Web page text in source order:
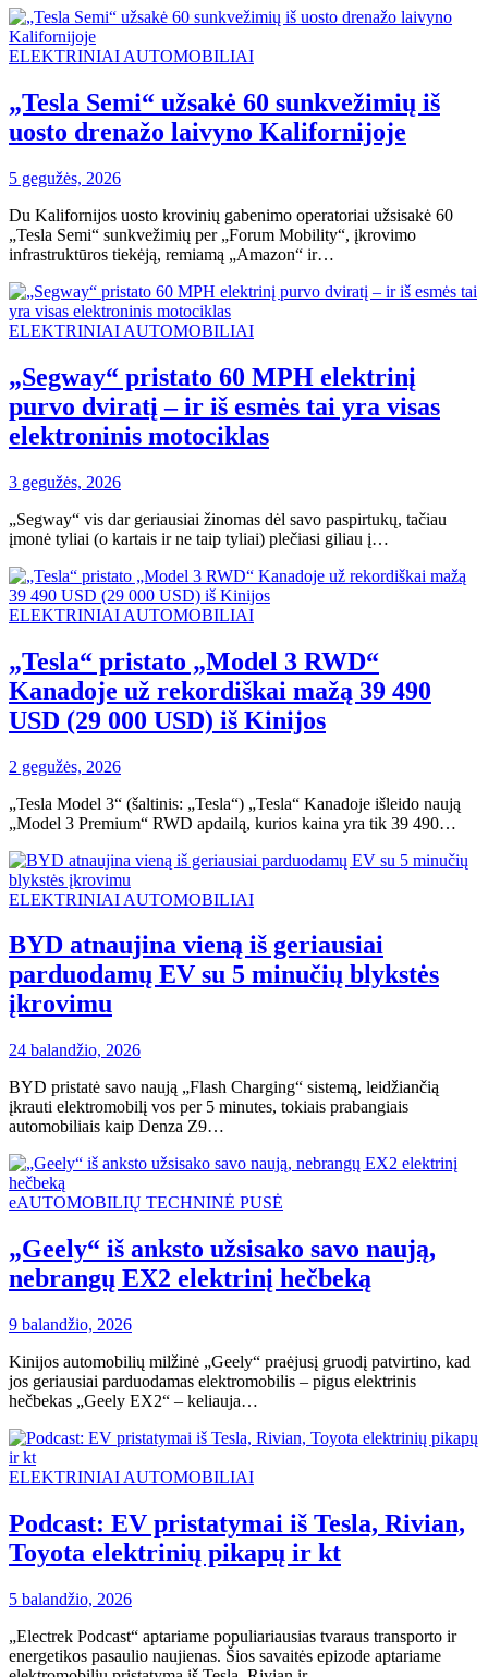
ELEKTRINIAI AUTOMOBILIAI
„Tesla Semi“ užsakė 60 sunkvežimių iš
uosto drenažo laivyno Kalifornijoje
5 gegužės, 2026
Du Kalifornijos uosto krovinių gabenimo operatoriai užsisakė 60
„Tesla Semi“ sunkvežimių per „Forum Mobility“, įkrovimo
infrastruktūros tiekėją, remiamą „Amazon“ ir…
ELEKTRINIAI AUTOMOBILIAI
„Segway“ pristato 60 MPH elektrinį
purvo dviratį – ir iš esmės tai yra visas
elektroninis motociklas
3 gegužės, 2026
„Segway“ vis dar geriausiai žinomas dėl savo paspirtukų, tačiau
įmonė tyliai (o kartais ir ne taip tyliai) plečiasi giliau į…
ELEKTRINIAI AUTOMOBILIAI
„Tesla“ pristato „Model 3 RWD“
Kanadoje už rekordiškai mažą 39 490
USD (29 000 USD) iš Kinijos
2 gegužės, 2026
„Tesla Model 3“ (šaltinis: „Tesla“) „Tesla“ Kanadoje išleido naują
„Model 3 Premium“ RWD apdailą, kurios kaina yra tik 39 490…
ELEKTRINIAI AUTOMOBILIAI
BYD atnaujina vieną iš geriausiai
parduodamų EV su 5 minučių blykstės
įkrovimu
24 balandžio, 2026
BYD pristatė savo naują „Flash Charging“ sistemą, leidžiančią
įkrauti elektromobilį vos per 5 minutes, tokiais prabangiais
automobiliais kaip Denza Z9…
eAUTOMOBILIŲ TECHNINĖ PUSĖ
„Geely“ iš anksto užsisako savo naują,
nebrangų EX2 elektrinį hečbeką
9 balandžio, 2026
Kinijos automobilių milžinė „Geely“ praėjusį gruodį patvirtino, kad
jos geriausiai parduodamas elektromobilis – pigus elektrinis
hečbekas „Geely EX2“ – keliauja…
ELEKTRINIAI AUTOMOBILIAI
Podcast: EV pristatymai iš Tesla, Rivian,
Toyota elektrinių pikapų ir kt
5 balandžio, 2026
„Electrek Podcast“ aptariame populiariausias tvaraus transporto ir
energetikos pasaulio naujienas. Šios savaitės epizode aptariame